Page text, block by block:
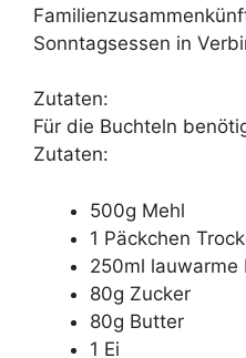
Sonntagsessen in
Zutaten:
Für die Buchteln
Zutaten:
500g Mehl
1 Päckchen
250ml lauwarme
80g Zucker
80g Butter
1 Ei